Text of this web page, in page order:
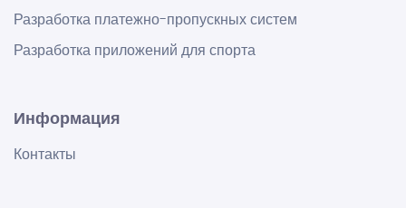
Разработка платежно-пропускных систем
Разработка приложений для спорта
Информация
Контакты